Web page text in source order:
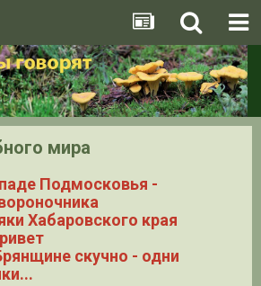
мира
Подмосковья -
Хабаровского края
скучно - одни